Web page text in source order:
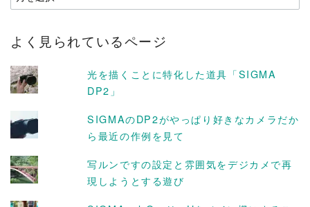
ー
イ
よく見られているページ
光を描くことに特化した道具「SIGMA
DP2」
SIGMAのDP2がやっぱり好きなカメラだか
ら最近の作例を見て
写ルンですの設定と雰囲気をデジカメで再
現しようとする遊び